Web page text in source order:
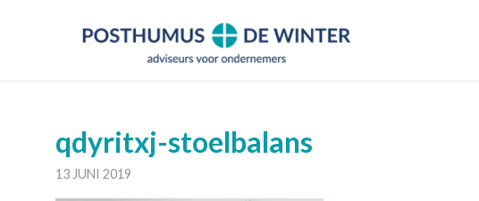
qdyritxj-stoelbalans
13 JUNI 2019